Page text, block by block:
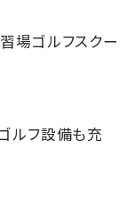
場ゴルフスクー
ルフ設備も充